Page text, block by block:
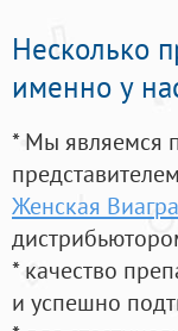
Несколько
именно у
* Мы являемся
Женская
* качество
и успешно